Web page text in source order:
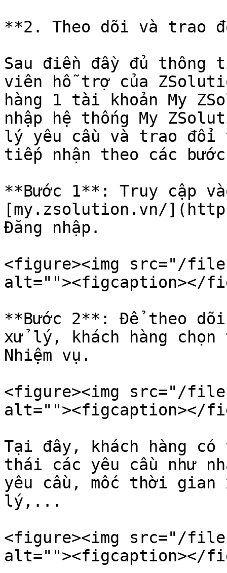
**2. Theo dõi và trao
Sau điền đầy đủ
viên hỗ trợ của
hàng 1 tài khoản My
nhập hệ thống My
lý yêu cầu và trao
tiếp nhận theo các
**Bước 1**: Truy cập
[my.zsolution.vn/
Đăng nhập.
<figure><img src="/files/
alt=""><figcaption></
**Bước 2**: Để theo
xử lý, khách hàng chọn
Nhiệm vụ.
<figure><img src="/files/
alt=""><figcaption></
Tại đây, khách hàng
thái các yêu cầu như
yêu cầu, mốc thời
lý,...
<figure><img src="/files/
alt=""><figcaption></